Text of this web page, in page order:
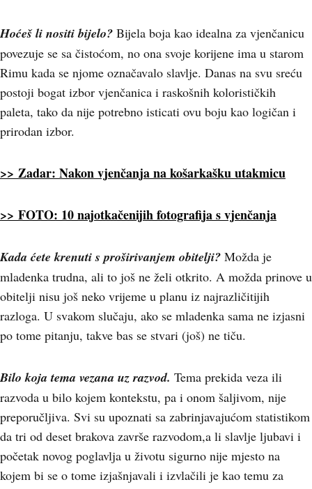
Hoćeš li nositi bijelo? Bijela boja kao idealna za vjenčanicu
povezuje se sa čistoćom, no ona svoje korijene ima u starom
Rimu kada se njome označavalo slavlje. Danas na svu sreću
postoji bogat izbor vjenčanica i raskošnih kolorističkih
paleta, tako da nije potrebno isticati ovu boju kao logičan i
prirodan izbor.
>> Zadar: Nakon vjenčanja na košarkašku utakmicu
>> FOTO: 10 najotkačenijih fotografija s vjenčanja
Kada ćete krenuti s proširivanjem obitelji? Možda je
mladenka trudna, ali to još ne želi otkrito. A možda prinove u
obitelji nisu još neko vrijeme u planu iz najrazličitijih
razloga. U svakom slučaju, ako se mladenka sama ne izjasni
po tome pitanju, takve bas se stvari (još) ne tiču.
Bilo koja tema vezana uz razvod. Tema prekida veza ili
razvoda u bilo kojem kontekstu, pa i onom šaljivom, nije
preporučljiva. Svi su upoznati sa zabrinjavajućom statistikom
da tri od deset brakova završe razvodom,a li slavlje ljubavi i
početak novog poglavlja u životu sigurno nije mjesto na
kojem bi se o tome izjašnjavali i izvlačili je kao temu za